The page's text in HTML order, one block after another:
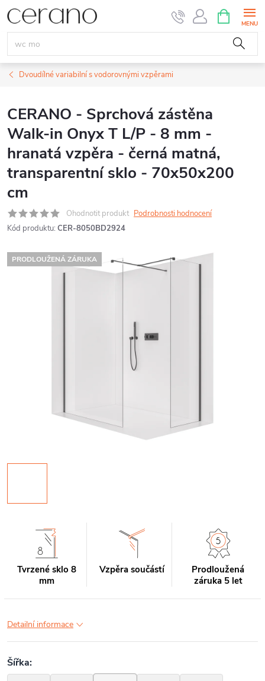
Přejít
na
obsah
NÁKUPNÍ
KOŠÍK
Dvoudílné variabilní s vodorovnými vzpěrami
CERANO - Sprchová zástěna
Walk-in Onyx T L/P - 8 mm -
hranatá vzpěra - černá matná,
transparentní sklo - 70x50x200
cm
Ohodnotit produkt Podrobnosti hodnocení
Kód produktu: CER-8050BD2924
PRODLOUŽENÁ ZÁRUKA
Tvrzené sklo 8
mm
Vzpěra součástí
Prodloužená
záruka 5 let
Detailní informace